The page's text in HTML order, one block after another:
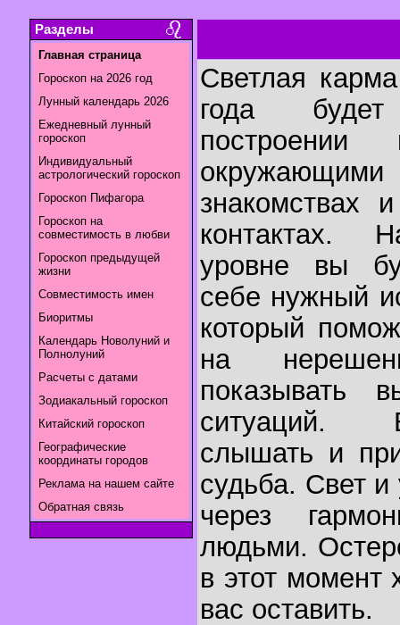
Разделы
Главная страница
Гороскоп на 2026 год
Лунный календарь 2026
Ежедневный лунный
гороскоп
Индивидуальный
астрологический гороскоп
Гороскоп Пифагора
Гороскоп на
совместимость в любви
Гороскоп предыдущей
жизни
Совместимость имен
Биоритмы
Календарь Новолуний и
Полнолуний
Расчеты с датами
Зодиакальный гороскоп
Китайский гороскоп
Географические
координаты городов
Реклама на нашем сайте
Обратная связь
Светлая
года
знакомствах
контактах.
уровне вы
себе нужный
который
на
показывать
ситуаций.
слышать и
судьба. Свет и
через
людьми.
в этот момент
вас оставить.